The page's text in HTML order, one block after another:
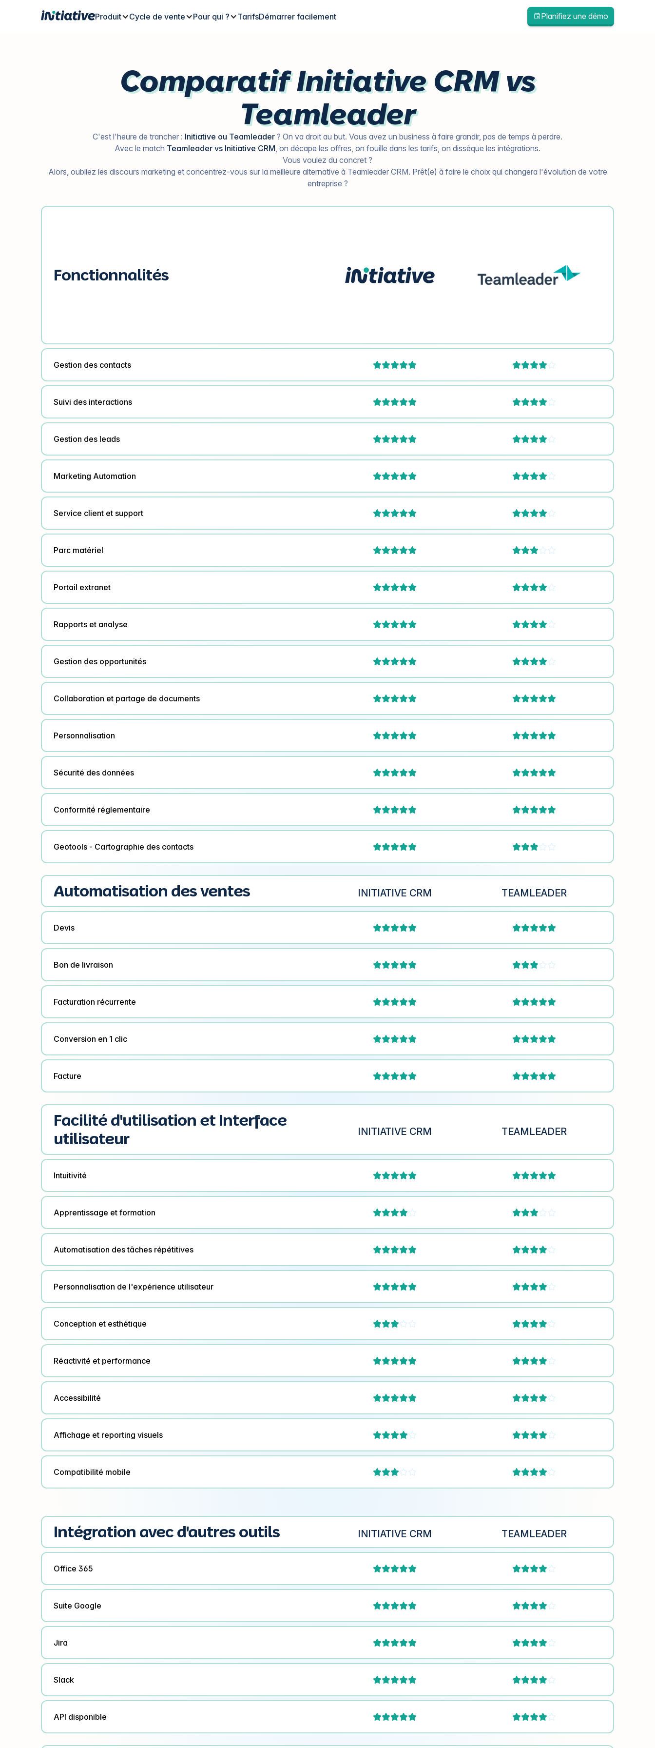
Produit Cycle de vente Pour qui ? TarifsDémarrer facilement Planifiez une démo
Comparatif Initiative CRM vs
Teamleader
C'est l'heure de trancher : Initiative ou Teamleader ? On va droit au but. Vous avez un business à faire grandir, pas de temps à perdre.
Avec le match Teamleader vs Initiative CRM, on décape les offres, on fouille dans les tarifs, on dissèque les intégrations.
Vous voulez du concret ?
Alors, oubliez les discours marketing et concentrez-vous sur la meilleure alternative à Teamleader CRM. Prêt(e) à faire le choix qui changera l'évolution de votre
entreprise ?
Fonctionnalités
Gestion des contacts  
Suivi des interactions  
Gestion des leads  
Marketing Automation  
Service client et support  
Parc matériel  
Portail extranet  
Rapports et analyse  
Gestion des opportunités  
Collaboration et partage de documents  
Personnalisation  
Sécurité des données  
Conformité réglementaire  
Geotools - Cartographie des contacts  
Automatisation des ventes INITIATIVE CRM TEAMLEADER
Devis  
Bon de livraison  
Facturation récurrente  
Conversion en 1 clic  
Facture  
Facilité d'utilisation et Interface
utilisateur
INITIATIVE CRM TEAMLEADER
Intuitivité  
Apprentissage et formation  
Automatisation des tâches répétitives  
Personnalisation de l'expérience utilisateur  
Conception et esthétique  
Réactivité et performance  
Accessibilité  
Affichage et reporting visuels  
Compatibilité mobile  
Intégration avec d'autres outils INITIATIVE CRM TEAMLEADER
Office 365  
Suite Google  
Jira  
Slack  
API disponible  